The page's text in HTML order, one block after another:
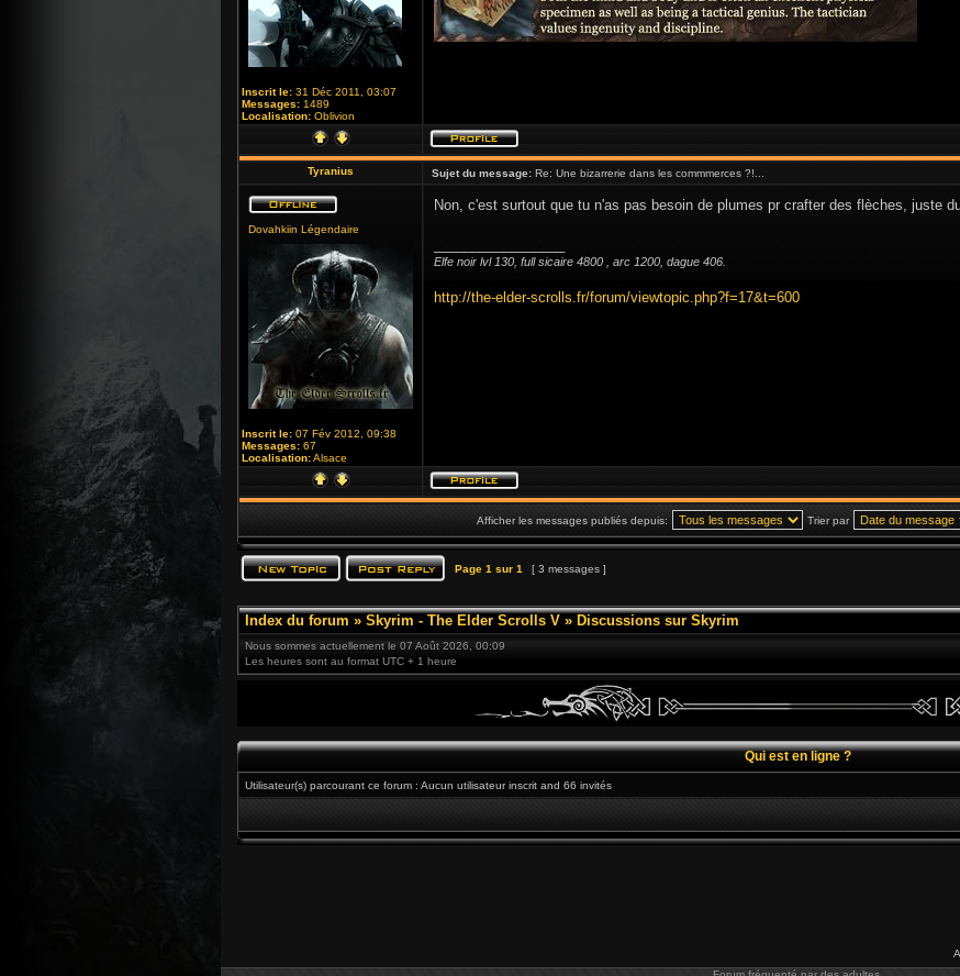
Inscrit le: 31 Déc 2011, 03:07
Messages: 1489
Localisation: Oblivion
Tyranius Sujet du message: Re: Une bizarrerie dans les commmerces ?!...
Dovahkiin Légendaire
Inscrit le: 07 Fév 2012, 09:38
Messages: 67
Localisation:Alsace
Non, c'est surtout que tu n'as pas besoin de plumes pr crafter des flèches, juste
Elfe noir lvl 130, full sicaire 4800 , arc 1200, dague 406.
http://the-elder-scrolls.fr/forum/viewtopic.php?f=17&t=600
Afficher les messages publiés depuis: Trier par
Page 1 sur 1 [ 3 messages ]
Index du forum » Skyrim - The Elder Scrolls V » Discussions sur Skyrim
Nous sommes actuellement le 07 Août 2026, 00:09
Les heures sont au format UTC + 1 heure
Qui est en ligne ?
Utilisateur(s) parcourant ce forum : Aucun utilisateur inscrit and 66 invités